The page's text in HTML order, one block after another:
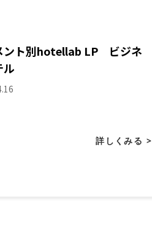
ント別hotellab LP ビジネ
ル
詳しくみる >